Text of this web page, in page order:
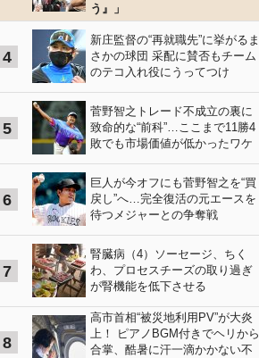
う』」
4
新庄監督の“再就職先”に挙がるま
さかの球団 采配に賛否もチーム
のテコ入れ役にうってつけ
5
菅野智之トレード不成立の裏に
致命的な“前科”…ここまで11勝4
敗でも市場価値が低かったワケ
6
巨人が今オフにも菅野智之を“買
戻し”へ…完全復活の元エースを
待つメジャーとの争奪戦
7
腎臓病（4）ソーセージ、ちく
わ、プロセスチーズの取り過ぎ
が腎機能を低下させる
8
高市首相“被災地利用PV”が大炎
上！ ピアノBGM付きでヘリから
合掌、酷暑に汗一滴かかない不